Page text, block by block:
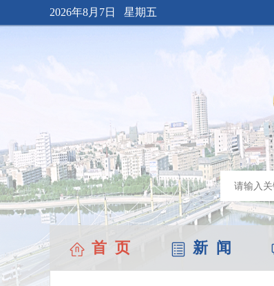
2026年8月7日 星期五
首 页 新 闻